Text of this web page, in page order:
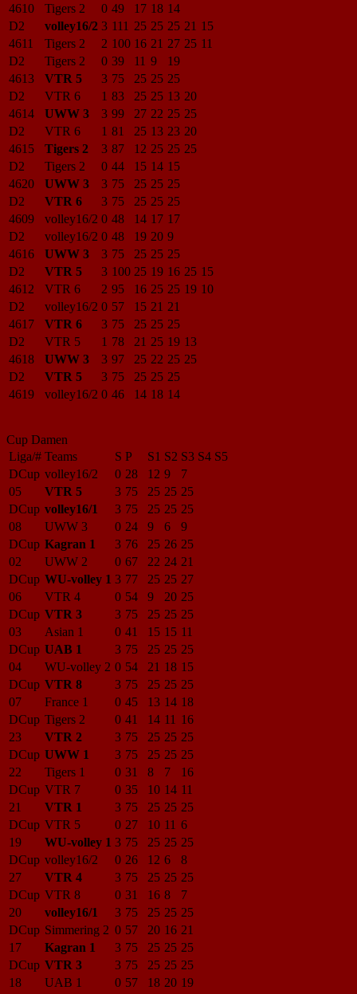
4610
Tigers 2 0 49 17 18 14
D2
volley16/2 3 111 25 25 25 21 15
4611
Tigers 2 2 100 16 21 27 25 11
D2
Tigers 2 0 39 11 9
19
4613
VTR 5 3 75 25 25 25
D2
VTR 6 1 83 25 25 13 20
4614
UWW 3 3 99 27 22 25 25
D2
VTR 6 1 81 25 13 23 20
4615
Tigers 2 3 87 12 25 25 25
D2
Tigers 2 0 44 15 14 15
4620
UWW 3 3 75 25 25 25
D2
VTR 6 3 75 25 25 25
4609
volley16/2 0 48 14 17 17
D2
volley16/2 0 48 19 20 9
4616
UWW 3 3 75 25 25 25
D2
VTR 5 3 100 25 19 16 25 15
4612
VTR 6 2 95 16 25 25 19 10
D2
volley16/2 0 57 15 21 21
4617
VTR 6 3 75 25 25 25
D2
VTR 5 1 78 21 25 19 13
4618
UWW 3 3 97 25 22 25 25
D2
VTR 5 3 75 25 25 25
4619
volley16/2 0 46 14 18 14
Cup Damen
Liga/# Teams S P S1 S2 S3 S4 S5
DCup volley16/2 0 28 12 9
7
05
VTR 5 3 75 25 25 25
DCup volley16/1 3 75 25 25 25
08
UWW 3 0 24 9 6
9
DCup Kagran 1 3 76 25 26 25
02
UWW 2 0 67 22 24 21
DCup WU-volley 1 3 77 25 25 27
06
VTR 4 0 54 9 20 25
DCup VTR 3 3 75 25 25 25
03
Asian 1 0 41 15 15 11
DCup UAB 1 3 75 25 25 25
04
WU-volley 2 0 54 21 18 15
DCup VTR 8 3 75 25 25 25
07
France 1 0 45 13 14 18
DCup Tigers 2 0 41 14 11 16
23
VTR 2 3 75 25 25 25
DCup UWW 1 3 75 25 25 25
22
Tigers 1 0 31 8 7
16
DCup VTR 7 0 35 10 14 11
21
VTR 1 3 75 25 25 25
DCup VTR 5 0 27 10 11 6
19
WU-volley 1 3 75 25 25 25
DCup volley16/2 0 26 12 6
8
27
VTR 4 3 75 25 25 25
DCup VTR 8 0 31 16 8
7
20
volley16/1 3 75 25 25 25
DCup Simmering 2 0 57 20 16 21
17
Kagran 1 3 75 25 25 25
DCup VTR 3 3 75 25 25 25
18
UAB 1 0 57 18 20 19